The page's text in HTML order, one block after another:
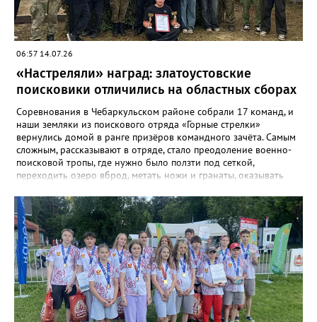
06:57 14.07.26
«Настреляли» наград: златоустовские
поисковики отличились на областных сборах
Соревнования в Чебаркульском районе собрали 17 команд, и
наши земляки из поискового отряда «Горные стрелки»
вернулись домой в ранге призёров командного зачёта. Самым
сложным, рассказывают в отряде, стало преодоление военно-
поисковой тропы, где нужно было ползти под сеткой,
переходить озеро вброд, метать ножи и гранаты, оказывать
экспедициями и тренировками старшие «Горные стрелки»
финишировали вторыми, а их товарищи из средней группы –
третьими. В соревновательной программе были и визитка, и
видеоролик, а также викторина, конкурс музейных
экспотнатов и «профессиональный» этап под названием
«Эксгумация. Документирование работ», где средняя группа
лидировала, а старшие взяли бронзу. Всего «Горные стрелки»
привезли 13 наград разного достоинства. В средней группе
представители отряда стали вице-чемпионами, в старшей –
замкнули тройку лучших.